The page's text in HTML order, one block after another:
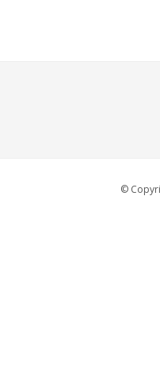
©